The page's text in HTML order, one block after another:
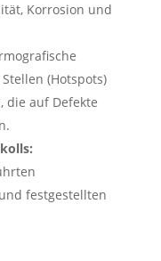
Korrosion und
(Hotspots)
die auf Defekte
festgestellten